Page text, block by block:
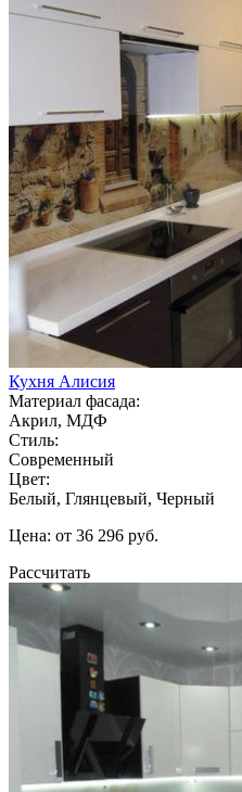
Кухня Алисия
Материал фасада:
Акрил, МДФ
Стиль:
Современный
Цвет:
Белый, Глянцевый, Черный
Цена: от 36 296 руб.
Рассчитать